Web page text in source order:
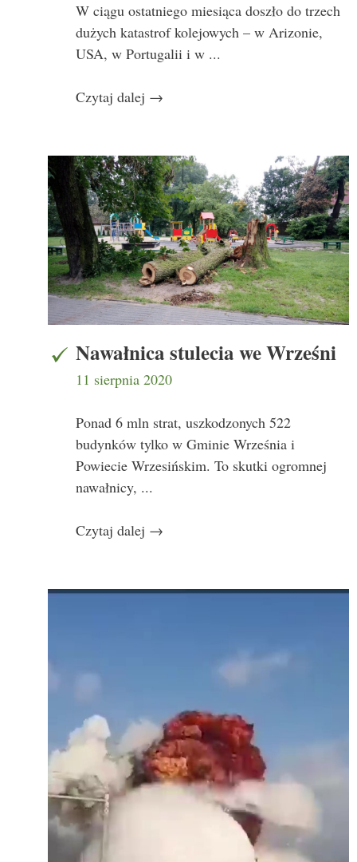
W ciągu ostatniego miesiąca doszło do trzech
dużych katastrof kolejowych – w Arizonie,
USA, w Portugalii i w ...
Czytaj dalej →
Nawałnica stulecia we Wrześni
11 sierpnia 2020
Ponad 6 mln strat, uszkodzonych 522
budynków tylko w Gminie Września i
Powiecie Wrzesińskim. To skutki ogromnej
nawałnicy, ...
Czytaj dalej →